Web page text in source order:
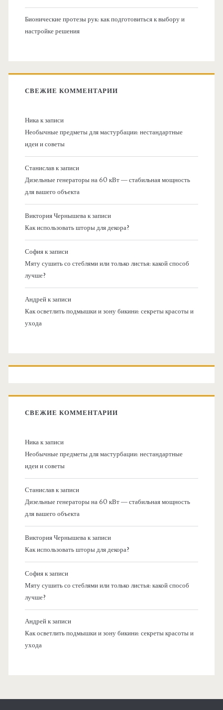
Бионические протезы рук: как подготовиться к выбору и
настройке решения
СВЕЖИЕ КОММЕНТАРИИ
Никак записи
Необычные предметы для мастурбации: нестандартные
идеи и советы
Станиславк записи
Дизельные генераторы на 60 кВт — стабильная мощность
для вашего объекта
Виктория Чернышевак записи
Как использовать шторы для декора?
Софияк записи
Мяту сушить со стеблями или только листья: какой способ
лучше?
Андрейк записи
Как осветлить подмышки и зону бикини: секреты красоты и
ухода
СВЕЖИЕ КОММЕНТАРИИ
Никак записи
Необычные предметы для мастурбации: нестандартные
идеи и советы
Станиславк записи
Дизельные генераторы на 60 кВт — стабильная мощность
для вашего объекта
Виктория Чернышевак записи
Как использовать шторы для декора?
Софияк записи
Мяту сушить со стеблями или только листья: какой способ
лучше?
Андрейк записи
Как осветлить подмышки и зону бикини: секреты красоты и
ухода